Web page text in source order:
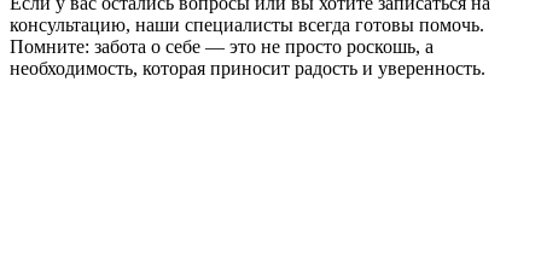
консультацию, наши специалисты всегда готовы помочь.
Помните: забота о себе — это не просто роскошь, а
необходимость, которая приносит радость и уверенность.